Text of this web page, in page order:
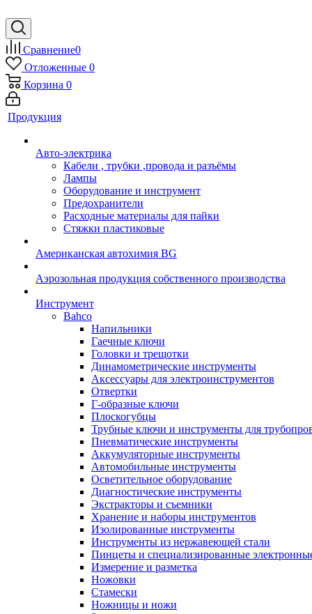
Сравнение0
Отложенные 0
Корзина 0
Продукция
Авто-электрика
Кабели , трубки ,провода и разъёмы
Лампы
Оборудование и инструмент
Предохранители
Расходные материалы для пайки
Стяжки пластиковые
Американская автохимия BG
Аэрозольная продукция собственного производства
Инструмент
Bahco
Напильники
Гаечные ключи
Головки и трещотки
Динамометрические инструменты
Аксессуары для электроинструментов
Отвертки
Г-образные ключи
Плоскогубцы
Трубные ключи и инструменты для
Пневматические инструменты
Аккумуляторные инструменты
Автомобильные инструменты
Осветительное оборудование
Диагностические инструменты
Экстракторы и съемники
Хранение и наборы инструментов
Изолированные инструменты
Инструменты из нержавеющей стали
Пинцеты и специализированные
Измерение и разметка
Ножовки
Стамески
Ножницы и ножи